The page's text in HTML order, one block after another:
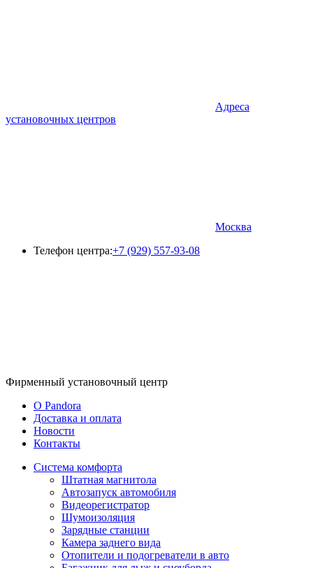
Адреса
установочных центров
Москва
Телефон центра:+7 (929) 557-93-08
Фирменный установочный центр
O Pandora
Доставка и оплата
Новости
Контакты
Система комфорта
Штатная магнитола
Автозапуск автомобиля
Видеорегистратор
Шумоизоляция
Зарядные станции
Камера заднего вида
Отопители и подогреватели в авто